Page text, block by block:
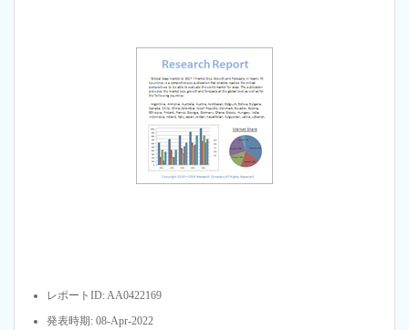
レポートID: AA0422169
発表時期: 08-Apr-2022